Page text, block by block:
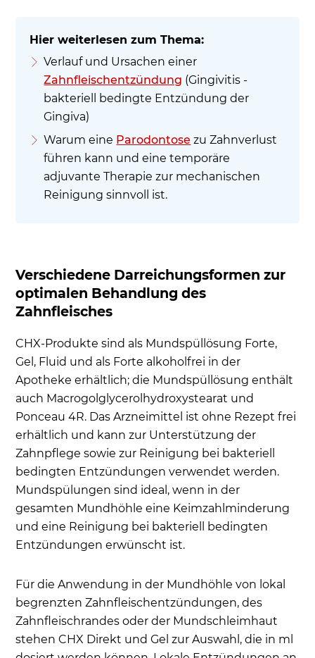
Verlauf und Ursachen einer
Zahnfleischentzündung (Gingivitis -
bakteriell bedingte Entzündung der
Gingiva)
Warum eine Parodontose zu Zahnverlust
führen kann und eine temporäre
adjuvante Therapie zur mechanischen
Reinigung sinnvoll ist.
Verschiedene Darreichungsformen zur
optimalen Behandlung des
Zahnfleisches
CHX-Produkte sind als Mundspüllösung Forte,
Gel, Fluid und als Forte alkoholfrei in der
Apotheke erhältlich; die Mundspüllösung enthält
auch Macrogolglycerolhydroxystearat und
Ponceau 4R. Das Arzneimittel ist ohne Rezept frei
erhältlich und kann zur Unterstützung der
Zahnpflege sowie zur Reinigung bei bakteriell
bedingten Entzündungen verwendet werden.
Mundspülungen sind ideal, wenn in der
gesamten Mundhöhle eine Keimzahlminderung
und eine Reinigung bei bakteriell bedingten
Entzündungen erwünscht ist.
Für die Anwendung in der Mundhöhle von lokal
begrenzten Zahnfleischentzündungen, des
Zahnfleischrandes oder der Mundschleimhaut
stehen CHX Direkt und Gel zur Auswahl, die in ml